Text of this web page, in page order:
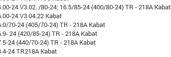
24 V3.02. /80-24; 16.5/85-24 (400/80-24) TR - 218A Kabat
24 V3.04.22 Kabat
70-24 (405/70-24) TR - 218A Kabat
24 (420/85-24) TR - 218A Kabat
24 (440/70-24) TR - 218A Kabat
24 TR218A Kabat